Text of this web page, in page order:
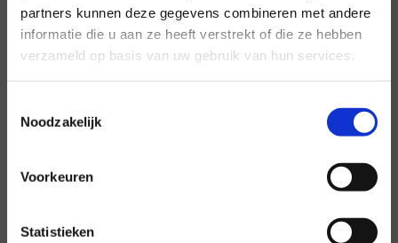
partners kunnen deze gegevens combineren met andere
informatie die u aan ze heeft verstrekt of die ze hebben
verzameld op basis van uw gebruik van hun services.
Noodzakelijk
Voorkeuren
Statistieken
Floortje (12) over het po en vo
Floortje (12) vertelt hoe haar basisschool en
seksuele diversiteit. En hoe dat beter kan volgens